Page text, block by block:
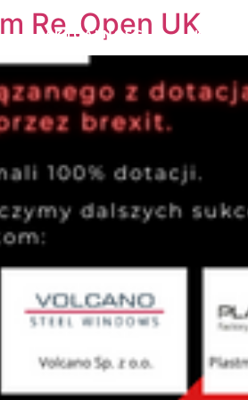
AKTUALNOŚCI KLIENCI
Re_Open UK